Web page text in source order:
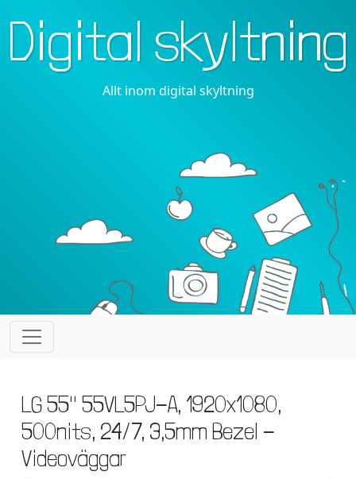
Digital skyltning
Allt inom digital skyltning
LG 55'' 55VL5PJ-A, 1920x1080,
500nits, 24/7, 3,5mm Bezel -
Videoväggar